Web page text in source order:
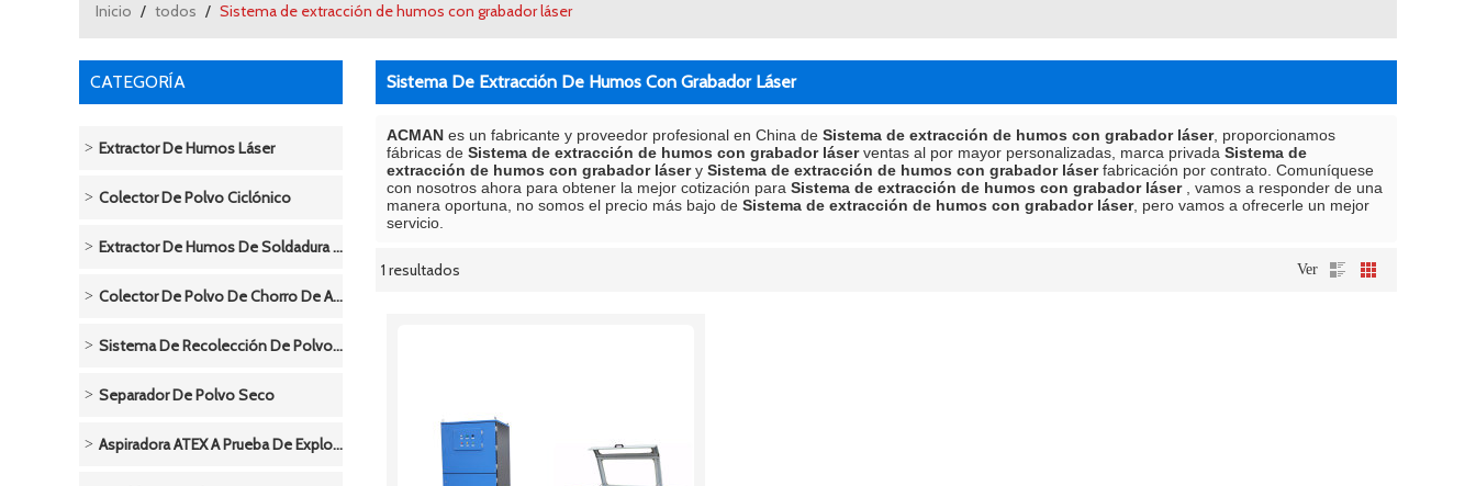
Inicio / todos / Sistema de extracción de humos con grabador láser
CATEGORÍA
Extractor De Humos Láser
Colector De Polvo Ciclónico
Extractor De Humos De Soldadura / Soldadura
Colector De Polvo De Chorro De Arena
Sistema De Recolección De Polvo De Metal
Separador De Polvo Seco
Aspiradora ATEX A Prueba De Explosivos-Neumática
Sistema De Extracción De Humos Con Grabador Láser
ACMAN es un fabricante y proveedor profesional en China de Sistema de extracción de humos con grabador láser, proporcionamos
fábricas de Sistema de extracción de humos con grabador láserventas al por mayor personalizadas, marca privada Sistema de
extracción de humos con grabador lásery Sistema de extracción de humos con grabador láserfabricación por contrato. Comuníquese
con nosotros ahora para obtener la mejor cotización para Sistema de extracción de humos con grabador láser, vamos a responder de una
manera oportuna, no somos el precio más bajo de Sistema de extracción de humos con grabador láser, pero vamos a ofrecerle un mejor
servicio.
1 resultados Ver